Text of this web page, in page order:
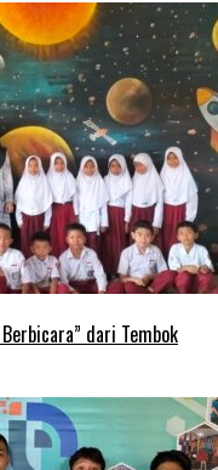
dari Tembok